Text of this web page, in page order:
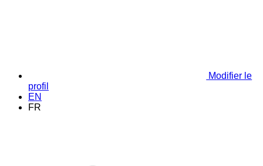
Modifier le
profil
EN
FR